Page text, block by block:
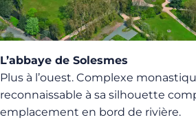
L’abbaye de Solesmes
Plus à l’ouest. Complexe
reconnaissable à sa silhouette
emplacement en bord de rivière.